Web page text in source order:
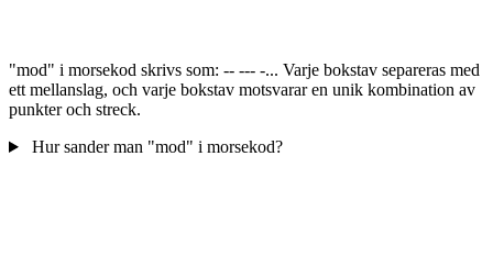
"mod" i morsekod skrivs som: -- --- -... Varje bokstav separeras med
ett mellanslag, och varje bokstav motsvarar en unik kombination av
punkter och streck.
Hur sander man "mod" i morsekod?